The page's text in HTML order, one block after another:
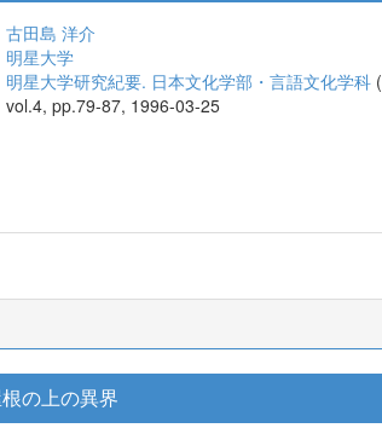
古田島 洋介
明星大学
明星大学研究紀要. 日本文化学部・言語文化学科 (
vol.4, pp.79-87, 1996-03-25
の上の異界